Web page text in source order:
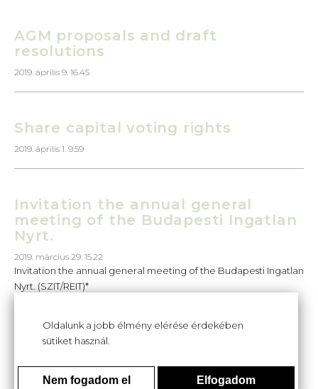
AGM proposals and draft
resolutions
2019. április 9. 16.45
Share capital voting rights
2019. április 1. 9.59
Invitation the annual general
meeting of the Budapesti Ingatlan
Nyrt.
2019. március 29. 15.22
Invitation the annual general meeting of the Budapesti Ingatlan
Nyrt. (SZIT/REIT)*
Oldalunk a jobb élmény elérése érdekében
sütiket használ.
Nem fogadom el Elfogadom